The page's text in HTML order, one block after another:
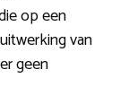
op een
van
geen